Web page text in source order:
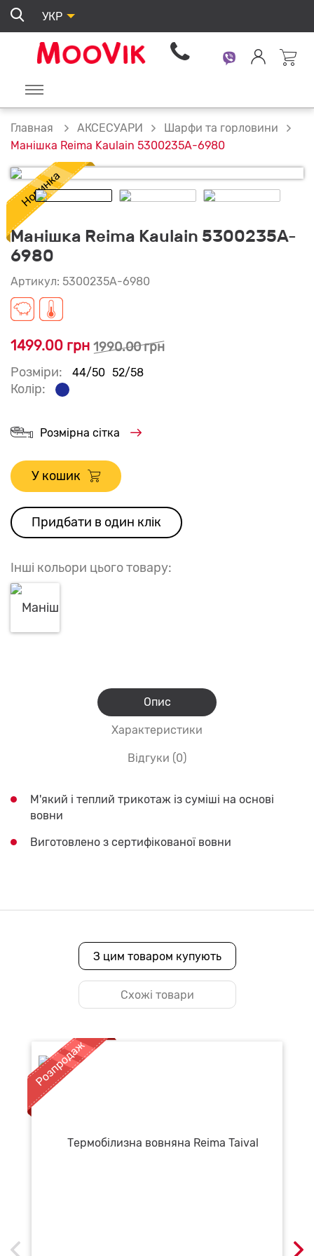
УКР
Главная АКСЕСУАРИ
Шарфи та горловини
Манішка Reima Kaulain 5300235A-6980
Манішка Reima Kaulain 5300235A-
6980
Артикул: 5300235A-6980
1499.00 грн 1990.00 грн
Розміри:
44/50 52/58
Колір:
Розмірна сітка
У кошик
Придбати в один клік
Інші кольори цього товару:
Опис
Характеристики
Відгуки (0)
М'який і теплий трикотаж із суміші на основі
вовни
Виготовлено з сертифікованої вовни
З цим товаром купують
Схожі товари